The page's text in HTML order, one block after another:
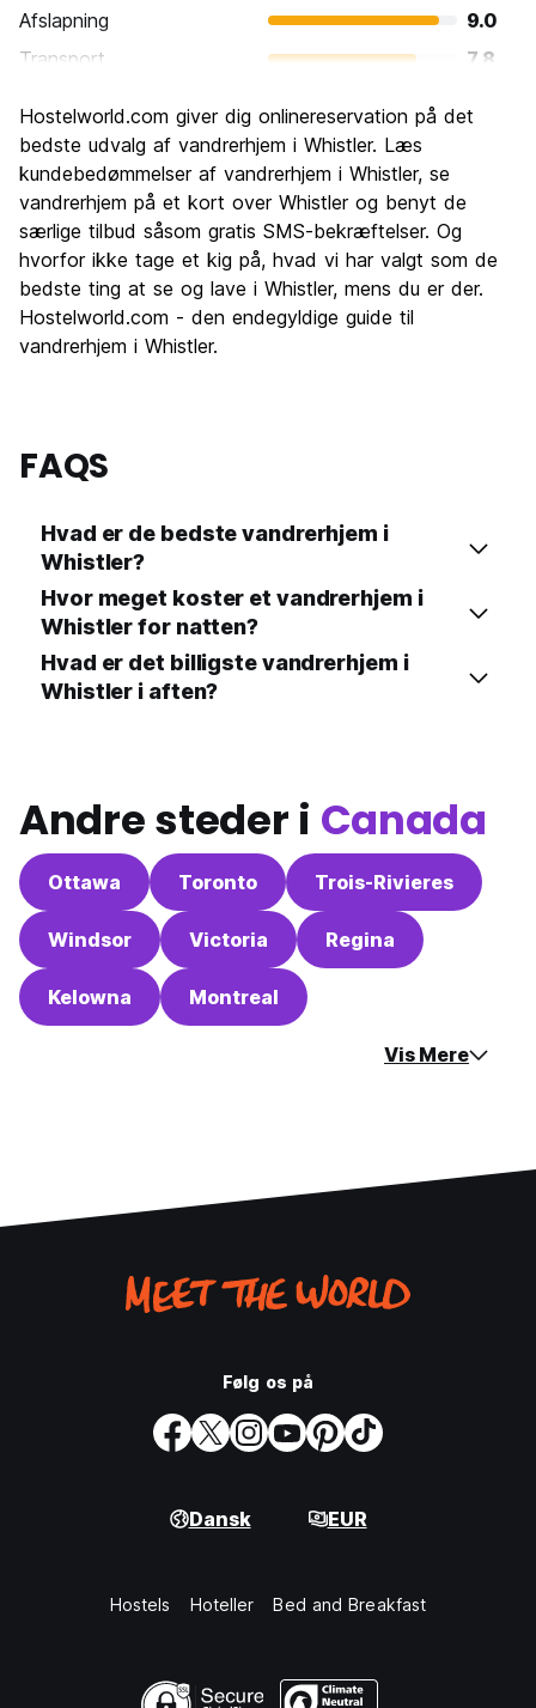
Afslapning
9.0
Transport
7.8
Kultur
Fester
Værdi for pengene
Hostelworld.com giver dig onlinereservation på det
bedste udvalg af vandrerhjem i Whistler. Læs
kundebedømmelser af vandrerhjem i Whistler, se
vandrerhjem på et kort over Whistler og benyt de
særlige tilbud såsom gratis SMS-bekræftelser. Og
hvorfor ikke tage et kig på, hvad vi har valgt som de
bedste ting at se og lave i Whistler, mens du er der.
Hostelworld.com - den endegyldige guide til
vandrerhjem i Whistler.
FAQS
Hvad er de bedste vandrerhjem i
Whistler?
Hvor meget koster et vandrerhjem i
Whistler for natten?
Hvad er det billigste vandrerhjem i
Whistler i aften?
Andre steder i Canada
Ottawa Toronto Trois-Rivieres
Windsor Victoria Regina
Kelowna Montreal
Vis Mere
Følg os på
Dansk EUR
Hostels Hoteller Bed and Breakfast